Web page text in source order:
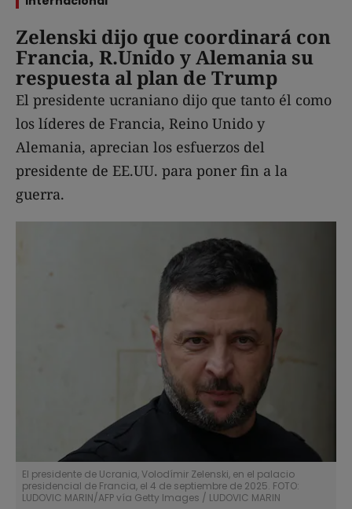
Zelenski dijo que coordinará con
Francia, R.Unido y Alemania su
respuesta al plan de Trump
El presidente ucraniano dijo que tanto él como
los líderes de Francia, Reino Unido y
Alemania, aprecian los esfuerzos del
presidente de EE.UU. para poner fin a la
guerra.
El presidente de Ucrania, Volodímir Zelenski, en el palacio
presidencial de Francia, el 4 de septiembre de 2025. FOTO:
LUDOVIC MARIN/AFP vía Getty Images / LUDOVIC MARIN